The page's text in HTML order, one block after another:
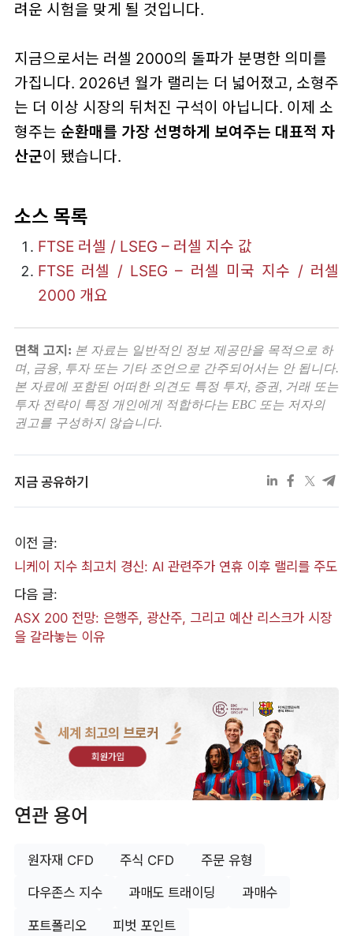
려운 시험을 맞게 될 것입니다.
지금으로서는 러셀 2000의 돌파가 분명한 의미를
가집니다. 2026년 월가 랠리는 더 넓어졌고, 소형주
는 더 이상 시장의 뒤처진 구석이 아닙니다. 이제 소
형주는 순환매를 가장 선명하게 보여주는 대표적 자
산군이 됐습니다.
소스 목록
FTSE 러셀 / LSEG – 러셀 지수 값
FTSE 러셀 / LSEG – 러셀 미국 지수 / 러셀
2000 개요
면책 고지: 본 자료는 일반적인 정보 제공만을 목적으로 하
며, 금융, 투자 또는 기타 조언으로 간주되어서는 안 됩니다.
본 자료에 포함된 어떠한 의견도 특정 투자, 증권, 거래 또는
투자 전략이 특정 개인에게 적합하다는 EBC 또는 저자의
권고를 구성하지 않습니다.
지금 공유하기
이전 글:
니케이 지수 최고치 경신: AI 관련주가 연휴 이후 랠리를 주도
다음 글:
ASX 200 전망: 은행주, 광산주, 그리고 예산 리스크가 시장
을 갈라놓는 이유
세계 최고의 브로커
회원가입
연관 용어
원자재 CFD 주식 CFD 주문 유형
다우존스 지수 과매도 트래이딩 과매수
포트폴리오 피벗 포인트